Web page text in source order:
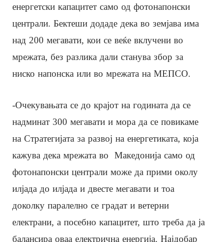
енергетски капацитет само од фотонапонски
централи. Бектеши додаде дека во земјава има
над 200 мегавати, кои се веќе вклучени во
мрежата, без разлика дали станува збор за
ниско напонска или во мрежата на МЕПСО.
-Очекувањата се до крајот на годината да се
надминат 300 мегавати и мора да се повикаме
на Стратегијата за развој на енергетиката, која
кажува дека мрежата во Македонија само од
фотонапонски централи може да прими околу
илјада до илјада и двесте мегавати и тоа
доколку паралелно се градат и ветерни
електрани, а посебно капацитет, што треба да ја
балансира оваа електрична енергија. Најдобар